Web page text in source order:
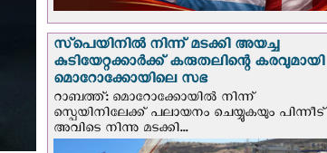
സ്‌പെയിനില്‍ നിന്ന് മടക്കി അയച്ച
കുടിയേറ്റക്കാര്‍ക്ക് കരുതലിന്റെ കരവുമായി
മൊറോക്കോയിലെ സഭ
റാബത്ത്: മൊറോക്കോയിൽ നിന്ന്
സ്പെയിനിലേക്ക് പലായനം ചെയ്യുകയും പിന്നീട്
അവിടെ നിന്നു മടക്കി...